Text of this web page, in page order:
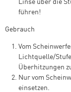
führen!
Gebrauch
Vom
Lichtquelle/
Überhitzungen
Nur vom
einsetzen.